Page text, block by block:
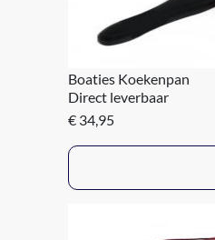
Boaties Koekenpan
Direct leverbaar
€ 34,95